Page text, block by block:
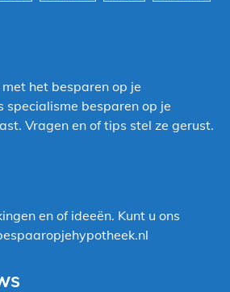
het besparen op je
specialisme besparen op je
Vragen en of tips stel ze gerust.
en of ideeën. Kunt u ons